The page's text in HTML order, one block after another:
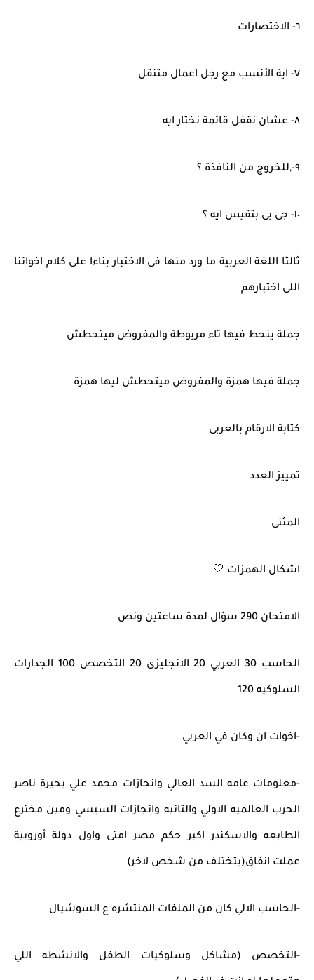
٦- الاختصارات
٧- اية الأنسب مع رجل اعمال متنقل
٨- عشان نقفل قائمة نختار ايه
٩-,للخروج من النافذة ؟
١٠- جى بى بتقيس ايه ؟
ثالثا اللغة العربية ما ورد منها فى الاختبار بناءا على كلام اخواتنا
اللى اختبارهم
جملة ينحط فيها تاء مربوطة والمفروض ميتحطش
جملة فيها همزة والمفروض ميتحطش ليها همزة
كتابة الارقام بالعربى
تمييز العدد
المثنى
اشكال الهمزات 🤍
الامتحان 290 سؤال لمدة ساعتين ونص
الحاسب 30 العربي 20 الانجليزى 20 التخصص 100 الجدارات
السلوكيه 120
-اخوات ان وكان في العربي
-معلومات عامه السد العالي وانجازات محمد علي بحيرة ناصر
الحرب العالميه الاولي والتانيه وانجازات السيسي ومين مخترع
الطابعه والاسكندر اكبر حكم مصر امتى واول دولة أوروبية
عملت انفاق(بتختلف من شخص لاخر)
-الحاسب الالي كان من الملفات المنتشره ع السوشيال
-التخصص (مشاكل وسلوكيات الطفل والانشطه اللي